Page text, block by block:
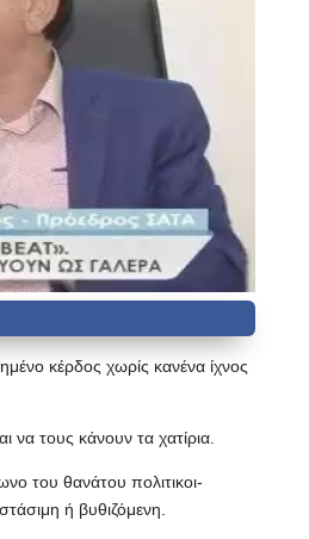
κέρδος χωρίς κανένα ίχνος
να τους κάνουν τα χατίρια.
του θανάτου πολιτικοι-
ή βυθιζόμενη.